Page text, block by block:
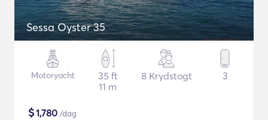
Sessa Oyster 35
Motoryacht
35 ft
11 m
8 Krydstogt 3
$1,780 /dag